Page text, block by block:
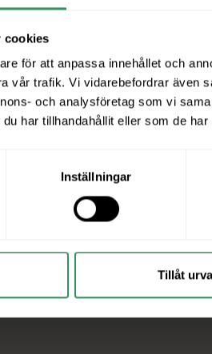
cookies
för att anpassa innehållet och
vår trafik. Vi vidarebefordrar även
och analysföretag som vi
har tillhandahållit eller som de
Inställningar
Tillåt